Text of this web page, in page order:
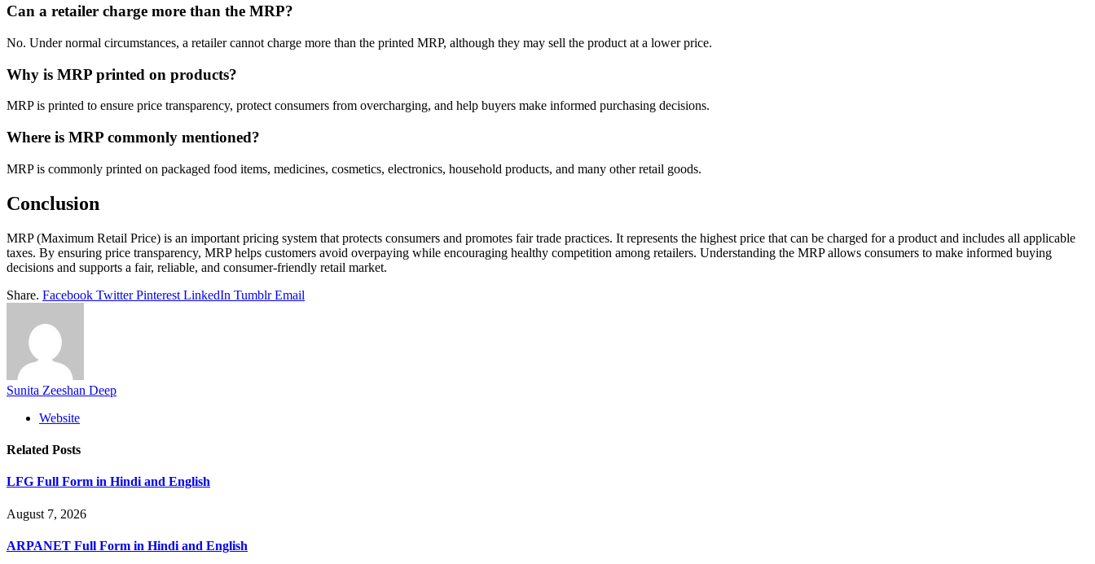
Can a retailer charge more than the MRP?
No. Under normal circumstances, a retailer cannot charge more than the printed MRP, although they may sell the product at a lower price.
Why is MRP printed on products?
MRP is printed to ensure price transparency, protect consumers from overcharging, and help buyers make informed purchasing decisions.
Where is MRP commonly mentioned?
MRP is commonly printed on packaged food items, medicines, cosmetics, electronics, household products, and many other retail goods.
Conclusion
MRP (Maximum Retail Price) is an important pricing system that protects consumers and promotes fair trade practices. It represents the highest price that can be charged for a product and includes all applicable
taxes. By ensuring price transparency, MRP helps customers avoid overpaying while encouraging healthy competition among retailers. Understanding the MRP allows consumers to make informed buying
decisions and supports a fair, reliable, and consumer-friendly retail market.
Share. Facebook Twitter Pinterest LinkedIn Tumblr Email
Sunita Zeeshan Deep
Website
Related Posts
LFG Full Form in Hindi and English
August 7, 2026
ARPANET Full Form in Hindi and English